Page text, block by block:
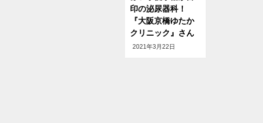
印の泌尿器科！
『大阪京橋ゆたか
クリニック』さん
2021年3月22日